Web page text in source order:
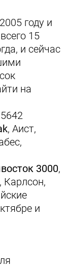
году и
15
и сейчас
на
, Аист,
3000,
, Карлсон,
и